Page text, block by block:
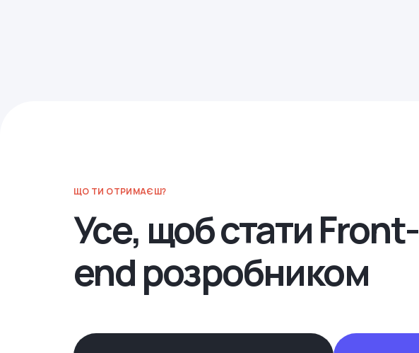
ЩО ТИ ОТРИМАЄШ?
Усе, щоб стати Front-
end розробником